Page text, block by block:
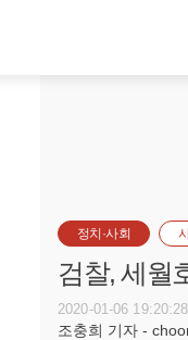
정치·사회
검찰, 세월
2020-01-06 19:20:28
조충희 기자 -